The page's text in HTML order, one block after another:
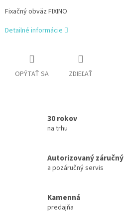
Fixačný obväz FIXINO
Detailné informácie
OPÝTAŤ SA ZDIEĽAŤ
30 rokov
na trhu
Autorizovaný záručný
a pozáručný servis
Kamenná
predajňa